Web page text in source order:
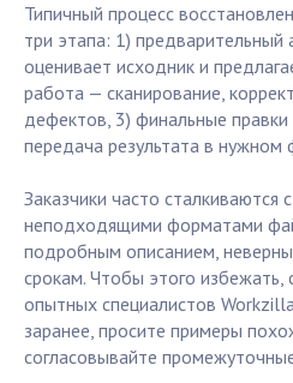
Типичный процесс
три этапа: 1) предварительный
оценивает исходник и
работа — сканирование,
дефектов, 3) финальные
передача результата в нужном
Заказчики часто сталкиваются
неподходящими форматами
подробным описанием,
срокам. Чтобы этого избежать,
опытных специалистов
заранее, просите примеры
согласовывайте